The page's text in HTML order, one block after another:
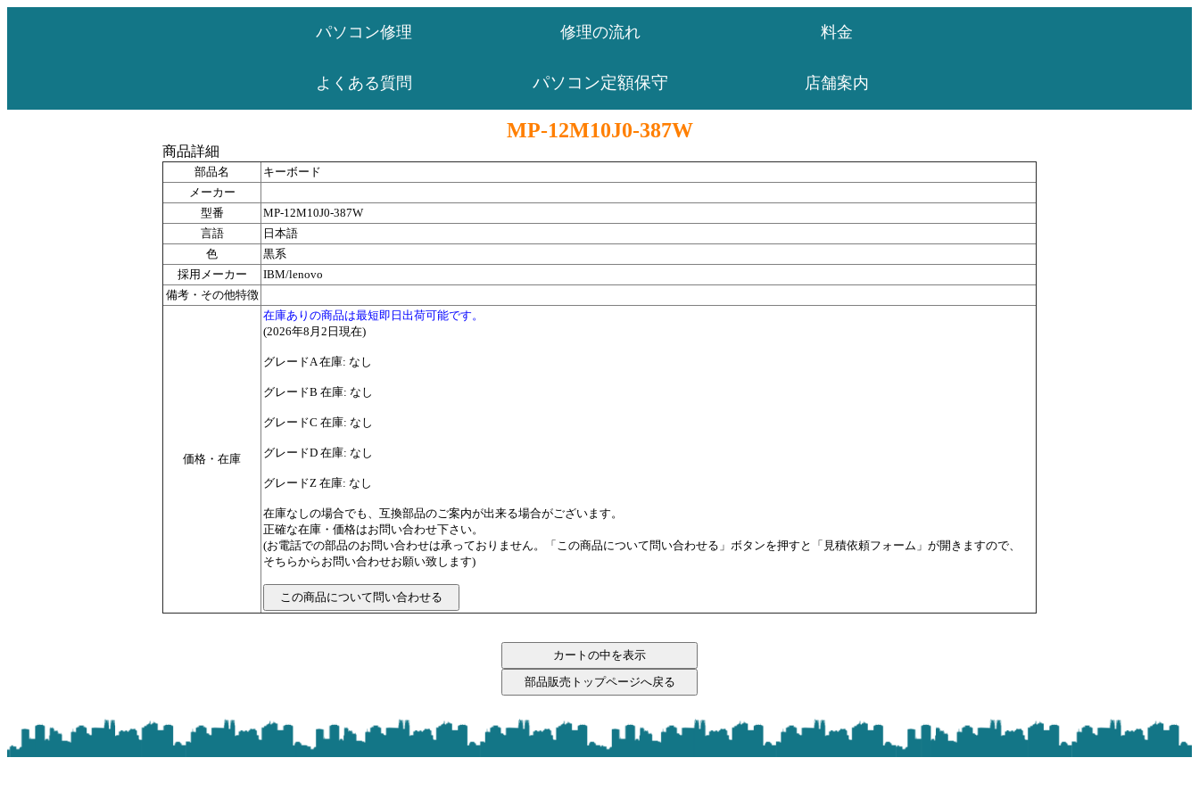
パソコン修理 修理の流れ 料金
よくある質問 パソコン定額保守 店舗案内
MP-12M10J0-387W
商品詳細
部品名
キーボード
メーカー
型番
MP-12M10J0-387W
言語
日本語
色
黒系
採用メーカー
IBM/lenovo
備考・その他特徴
価格・在庫
在庫ありの商品は最短即日出荷可能です。
(2026年8月2日現在)
グレードA 在庫: なし
グレードB 在庫: なし
グレードC 在庫: なし
グレードD 在庫: なし
グレードZ 在庫: なし
在庫なしの場合でも、互換部品のご案内が出来る場合がございます。
正確な在庫・価格はお問い合わせ下さい。
(お電話での部品のお問い合わせは承っておりません。「この商品について問い合わせる」ボタンを押すと「見積依頼フォーム」が開きますので、
そちらからお問い合わせお願い致します)